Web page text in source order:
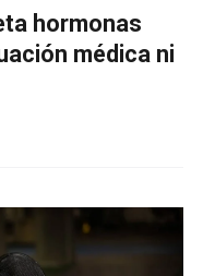
hormonas
médica ni